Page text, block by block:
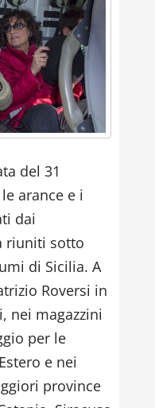
del 31
arance e i
dai
riuniti sotto
di Sicilia. A
Roversi in
nei magazzini
per le
e nei
province